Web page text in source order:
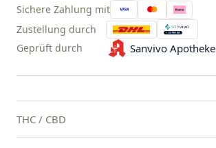
Sichere Zahlung mit
Zustellung durch
Geprüft durch
Sanvivo Apotheke
THC / CBD